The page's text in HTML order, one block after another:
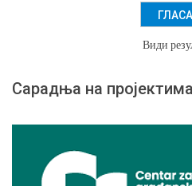
Види
Сарадња на пројектима